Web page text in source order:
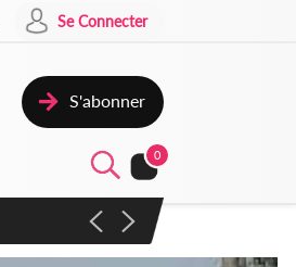
Se Connecter
S'abonner
0